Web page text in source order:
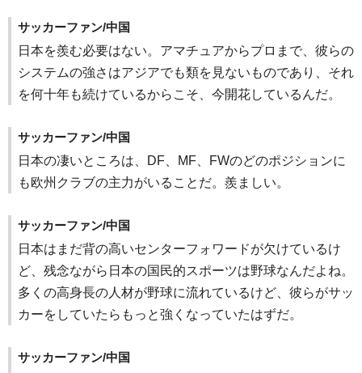
サッカーファン/中国
日本を羨む必要はない。アマチュアからプロまで、彼らの
システムの強さはアジアでも類を見ないものであり、それ
を何十年も続けているからこそ、今開花しているんだ。
サッカーファン/中国
日本の凄いところは、DF、MF、FWのどのポジションに
も欧州クラブの主力がいることだ。羨ましい。
サッカーファン/中国
日本はまだ背の高いセンターフォワードが欠けているけ
ど、残念ながら日本の国民的スポーツは野球なんだよね。
多くの高身長の人材が野球に流れているけど、彼らがサッ
カーをしていたらもっと強くなっていたはずだ。
サッカーファン/中国